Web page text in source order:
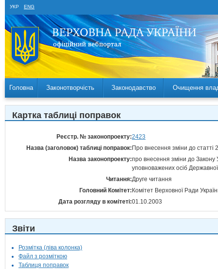
УКР ENG
Головна Законотворчість Законодавство Очищення
Картка таблиці поправок
Реєстр. № законопроекту:2423
Назва (заголовок) таблиці поправок: Про внесення зміни до статті
Назва законопроекту:про внесення зміни до Закону
уповноважених осіб Державної
Читання:Друге читання
Головний Комітет: Комітет Верховної Ради
Дата розгляду в комітеті:01.10.2003
Звіти
Розмітка (ліва колонка)
Файл з розміткою
Таблиця поправок